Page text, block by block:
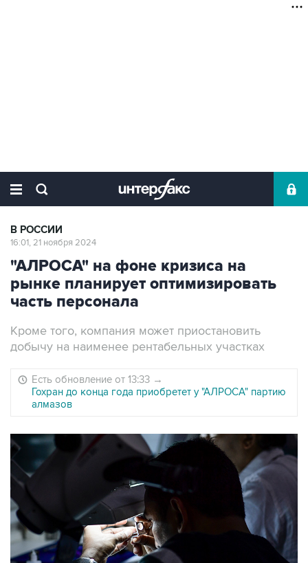
В РОССИИ
16:01, 21 ноября 2024
"АЛРОСА" на фоне кризиса на
рынке планирует оптимизировать
часть персонала
Кроме того, компания может приостановить
добычу на наименее рентабельных участках
Есть обновление от 13:33 →
Гохран до конца года приобретет у "АЛРОСА" партию
алмазов